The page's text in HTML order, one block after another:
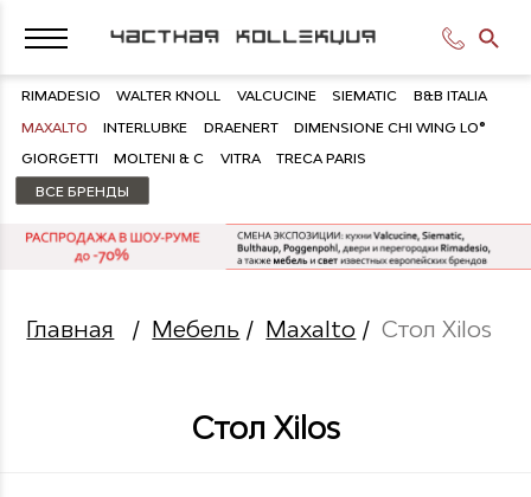
RIMADESIO WALTER KNOLL VALCUCINE SIEMATIC B&B ITALIA
MAXALTO INTERLUBKE DRAENERT DIMENSIONE CHI WING LO®
GIORGETTI MOLTENI & C VITRA TRECA PARIS
ВСЕ БРЕНДЫ
Главная / Мебель / Maxalto /Стол Xilos
Стол Xilos